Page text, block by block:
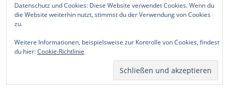
Datenschutz und Cookies: Diese Website verwendet Cookies. Wenn du
die Website weiterhin nutzt, stimmst du der Verwendung von Cookies
zu.
Weitere Informationen, beispielsweise zur Kontrolle von Cookies, findest
du hier:Cookie-Richtlinie